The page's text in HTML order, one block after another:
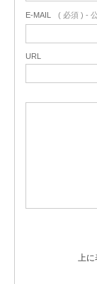
E-MAIL ( 必須 ) -
URL
上に